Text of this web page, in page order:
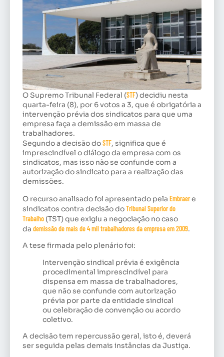
O Supremo Tribunal Federal (STF) decidiu nesta
quarta-feira (8), por 6 votos a 3, que é obrigatória a
intervenção prévia dos sindicatos para que uma
empresa faça a demissão em massa de
trabalhadores.
Segundo a decisão doSTF, significa que é
imprescindível o diálogo da empresa com os
sindicatos, mas isso não se confunde com a
autorização do sindicato para a realização das
demissões.
O recurso analisado foi apresentado pela Embraere
sindicatos contra decisão doTribunal Superior do
Trabalho (TST) que exigiu a negociação no caso
da demissão de mais de 4 mil trabalhadores da empresa em 2009.
A tese firmada pelo plenário foi:
Intervenção sindical prévia é exigência
procedimental imprescindível para
dispensa em massa de trabalhadores,
que não se confunde com autorização
prévia por parte da entidade sindical
ou celebração de convenção ou acordo
coletivo.
A decisão tem repercussão geral, isto é, deverá
ser seguida pelas demais instâncias da Justiça.